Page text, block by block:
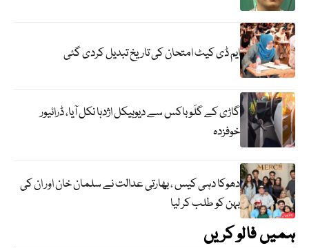
ایم ڈی کیٹ امتحان کی تاریخ تبدیل کردی گئی
گاڑی کے گلَو باکس سے دیوہیکل اژدہا نکل آیا، ڈرائیور
خوفزدہ
دھوکا دہی کیس ، بھارتی عدالت نے سلمان خان اور ان کی
بہن کو طلب کر لیا
ہمیں فالو کریں